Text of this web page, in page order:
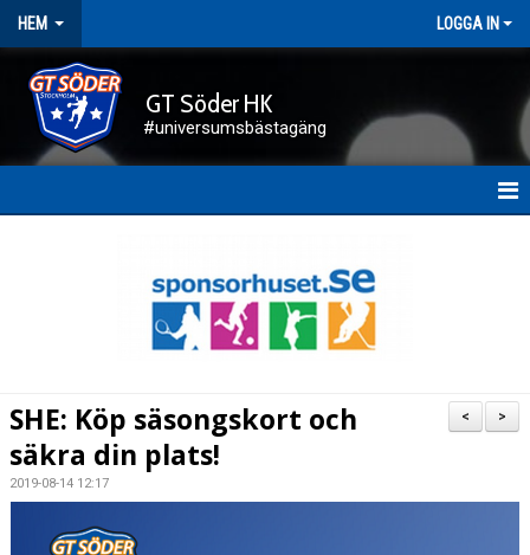
HEM LOGGA IN
GT Söder HK
#universumsbästagäng
KONTAKT
MATCHER
>
<
SHE: Köp säsongskort och
säkra din plats!
2019-08-14 12:17